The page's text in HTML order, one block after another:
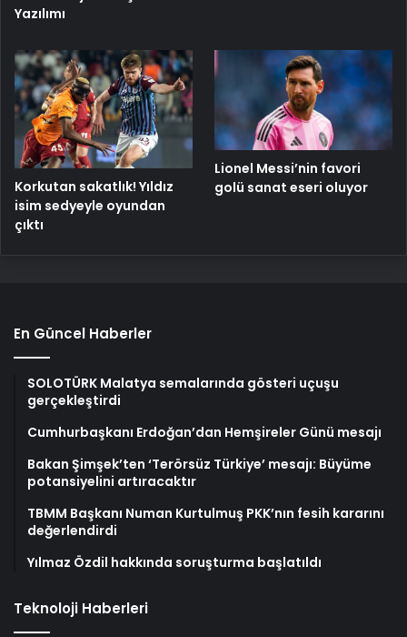
Yazılımı
Korkutan sakatlık! Yıldız
isim sedyeyle oyundan
çıktı
Lionel Messi’nin favori
golü sanat eseri oluyor
En Güncel Haberler
SOLOTÜRK Malatya semalarında gösteri uçuşu
gerçekleştirdi
Cumhurbaşkanı Erdoğan’dan Hemşireler Günü mesajı
Bakan Şimşek’ten ‘Terörsüz Türkiye’ mesajı: Büyüme
potansiyelini artıracaktır
TBMM Başkanı Numan Kurtulmuş PKK’nın fesih kararını
değerlendirdi
Yılmaz Özdil hakkında soruşturma başlatıldı
Teknoloji Haberleri